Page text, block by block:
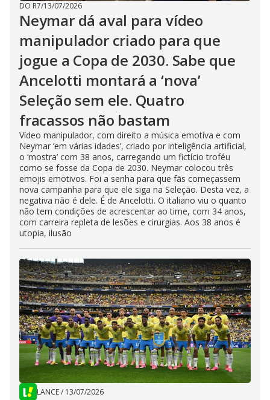
DO R7/13/07/2026
Neymar dá aval para vídeo
manipulador criado para que
jogue a Copa de 2030. Sabe que
Ancelotti montará a ‘nova’
Seleção sem ele. Quatro
fracassos não bastam
Vídeo manipulador, com direito a música emotiva e com
Neymar ‘em várias idades’, criado por inteligência artificial,
o ‘mostra’ com 38 anos, carregando um fictício troféu
como se fosse da Copa de 2030. Neymar colocou três
emojis emotivos. Foi a senha para que fãs começassem
nova campanha para que ele siga na Seleção. Desta vez, a
negativa não é dele. É de Ancelotti. O italiano viu o quanto
não tem condições de acrescentar ao time, com 34 anos,
com carreira repleta de lesões e cirurgias. Aos 38 anos é
utopia, ilusão
LANCE/ 13/07/2026